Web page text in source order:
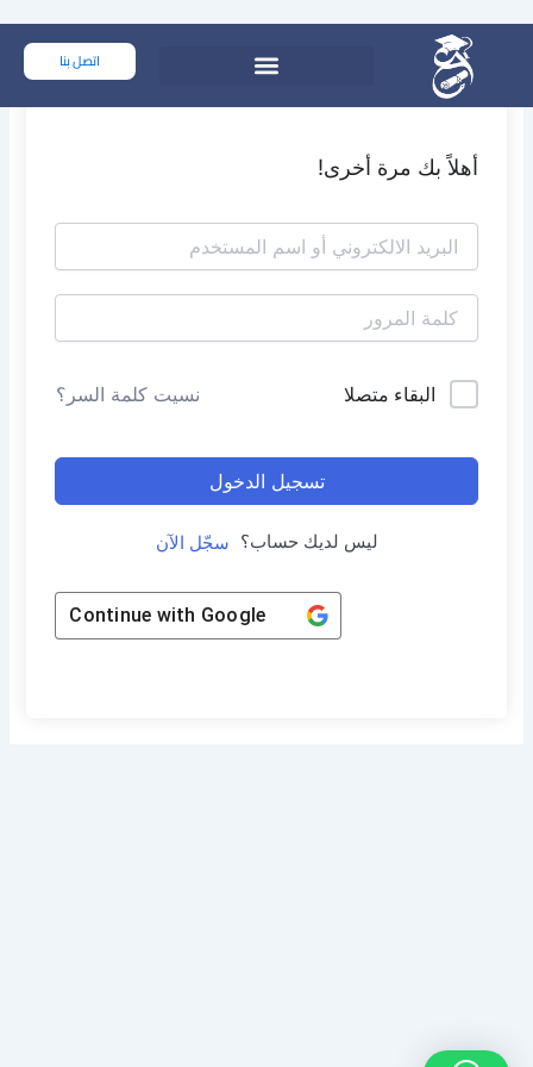
المحتوى
اتصل بنا
أهلاً بك مرة أخرى!
البقاء متصلا نسيت كلمة السر؟
تسجيل الدخول
ليس لديك حساب؟ سجّل الآن
Continue with Google